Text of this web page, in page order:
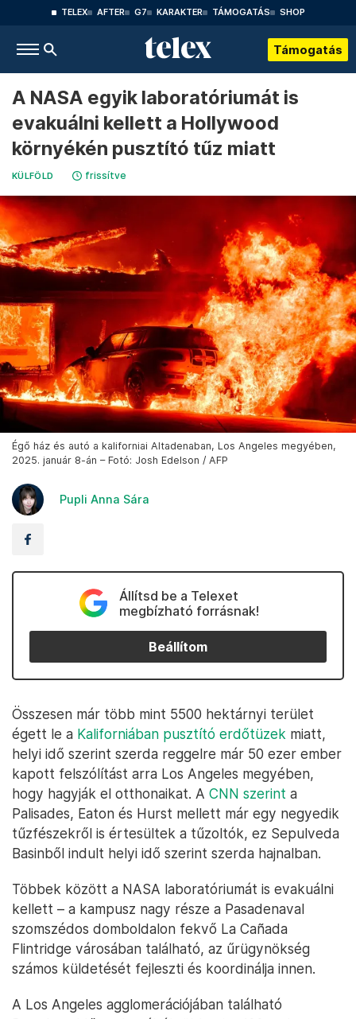
TELEX AFTER G7 KARAKTER TÁMOGATÁS SHOP
Támogatás
A NASA egyik laboratóriumát is
evakuálni kellett a Hollywood
környékén pusztító tűz miatt
KÜLFÖLD frissítve
Égő ház és autó a kaliforniai Altadenaban, Los Angeles megyében,
2025. január 8-án – Fotó: Josh Edelson / AFP
Pupli Anna Sára
Állítsd be a Telexet
megbízható forrásnak!
Beállítom
Összesen már több mint 5500 hektárnyi terület
égett le a Kaliforniában pusztító erdőtüzek miatt,
helyi idő szerint szerda reggelre már 50 ezer ember
kapott felszólítást arra Los Angeles megyében,
hogy hagyják el otthonaikat. A CNN szerint a
Palisades, Eaton és Hurst mellett már egy negyedik
tűzfészekről is értesültek a tűzoltók, ez Sepulveda
Basinből indult helyi idő szerint szerda hajnalban.
Többek között a NASA laboratóriumát is evakuálni
kellett – a kampusz nagy része a Pasadenaval
szomszédos domboldalon fekvő La Cañada
Flintridge városában található, az űrügynökség
számos küldetését fejleszti és koordinálja innen.
A Los Angeles agglomerációjában található